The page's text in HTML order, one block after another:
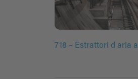
718 – Estrattori d aria